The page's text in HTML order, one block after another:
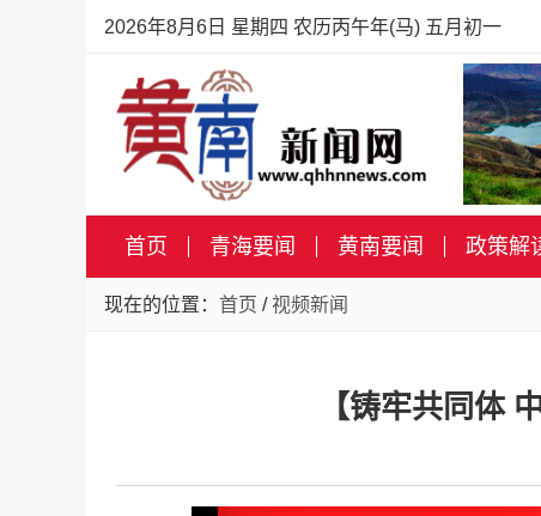
2026年8月6日 星期四 农历丙午年(马) 五月初一
首页 青海要闻 黄南要闻 政策解
现在的位置： 首页 / 视频新闻
【铸牢共同体